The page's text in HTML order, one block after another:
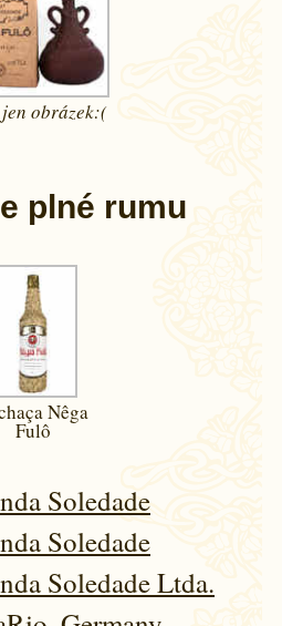
obrázek:(
plné rumu
Nêga
Fulô
Soledade
Soledade
Soledade Ltda.